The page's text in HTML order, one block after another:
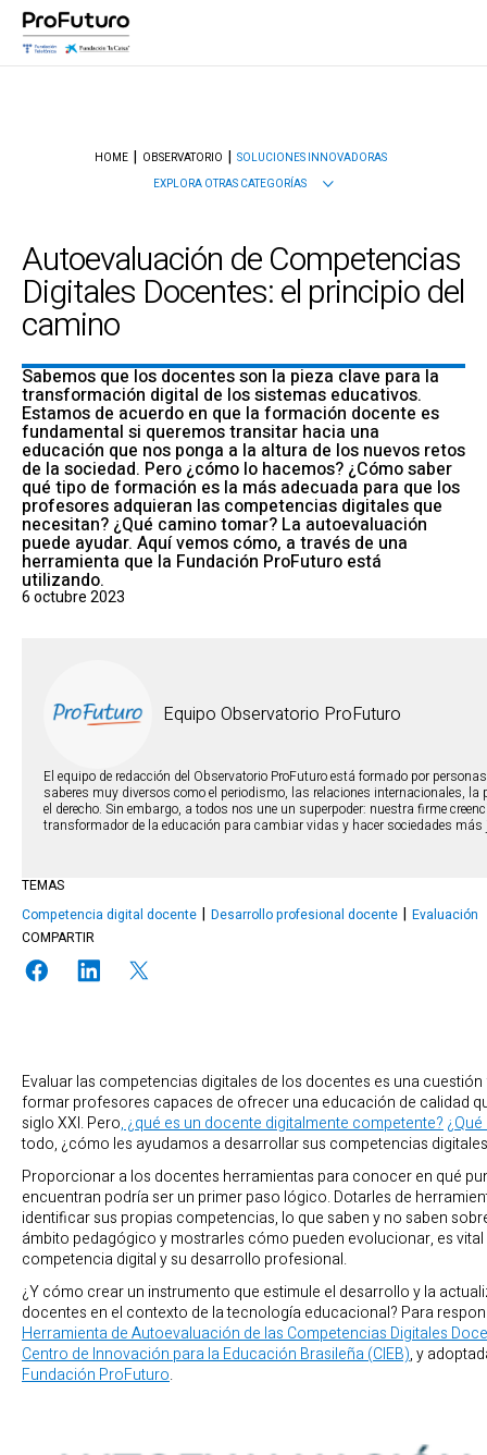
HOME OBSERVATORIO
SOLUCIONES INNOVADORAS
EXPLORA OTRAS CATEGORÍAS
Autoevaluación de Competencias
Digitales Docentes: el principio del
camino
Sabemos que los docentes son la pieza clave para la
transformación digital de los sistemas educativos.
Estamos de acuerdo en que la formación docente es
fundamental si queremos transitar hacia una
educación que nos ponga a la altura de los nuevos retos
de la sociedad. Pero ¿cómo lo hacemos? ¿Cómo saber
qué tipo de formación es la más adecuada para que los
profesores adquieran las competencias digitales que
necesitan? ¿Qué camino tomar? La autoevaluación
puede ayudar. Aquí vemos cómo, a través de una
herramienta que la Fundación ProFuturo está
utilizando.
6 octubre 2023
Equipo Observatorio ProFuturo
El equipo de redacción del Observatorio ProFuturo está formado por
saberes muy diversos como el periodismo, las relaciones internacionales,
el derecho. Sin embargo, a todos nos une un superpoder: nuestra firme
transformador de la educación para cambiar vidas y hacer sociedades
TEMAS
Competencia digital docente
Desarrollo profesional docente
Evaluación
COMPARTIR
Evaluar las competencias digitales de los docentes es una
formar profesores capaces de ofrecer una educación de calidad
siglo XXI. Pero, ¿qué es un docente digitalmente competente?
todo, ¿cómo les ayudamos a desarrollar sus competencias
Proporcionar a los docentes herramientas para conocer en qué
encuentran podría ser un primer paso lógico. Dotarles de
identificar sus propias competencias, lo que saben y no saben
ámbito pedagógico y mostrarles cómo pueden evolucionar, es
competencia digital y su desarrollo profesional.
¿Y cómo crear un instrumento que estimule el desarrollo y la
docentes en el contexto de la tecnología educacional? Para
Herramienta de Autoevaluación de las Competencias Digitales
Centro de Innovación para la Educación Brasileña (CIEB), y
Fundación ProFuturo.